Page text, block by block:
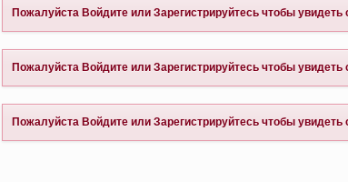
ПожалуйстаВойдите илиЗарегистрируйтесь чтобы увидеть
ПожалуйстаВойдите илиЗарегистрируйтесь чтобы увидеть
ПожалуйстаВойдите илиЗарегистрируйтесь чтобы увидеть